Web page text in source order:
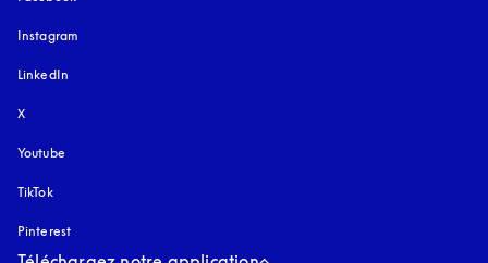
Instagram
LinkedIn
X
Youtube
TikTok
Pinterest